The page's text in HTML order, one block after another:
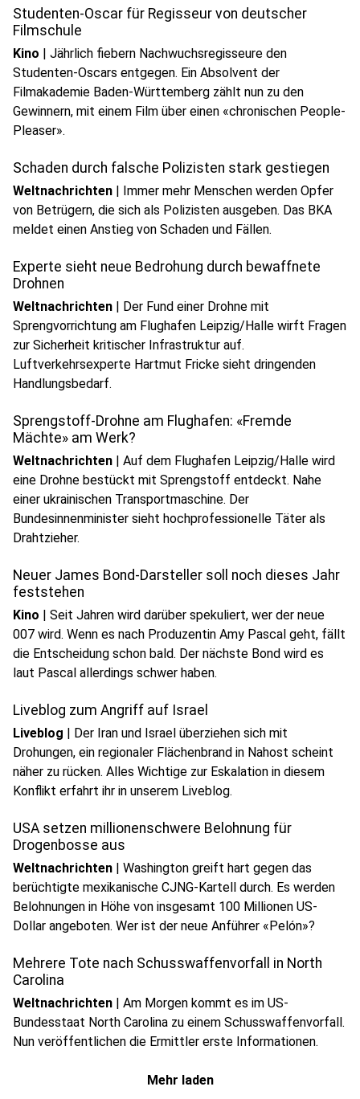
Studenten-Oscar für Regisseur von deutscher
Filmschule
Kino | Jährlich fiebern Nachwuchsregisseure den
Studenten-Oscars entgegen. Ein Absolvent der
Filmakademie Baden-Württemberg zählt nun zu den
Gewinnern, mit einem Film über einen «chronischen People-
Pleaser».
Schaden durch falsche Polizisten stark gestiegen
Weltnachrichten | Immer mehr Menschen werden Opfer
von Betrügern, die sich als Polizisten ausgeben. Das BKA
meldet einen Anstieg von Schaden und Fällen.
Experte sieht neue Bedrohung durch bewaffnete
Drohnen
Weltnachrichten | Der Fund einer Drohne mit
Sprengvorrichtung am Flughafen Leipzig/Halle wirft Fragen
zur Sicherheit kritischer Infrastruktur auf.
Luftverkehrsexperte Hartmut Fricke sieht dringenden
Handlungsbedarf.
Sprengstoff-Drohne am Flughafen: «Fremde
Mächte» am Werk?
Weltnachrichten | Auf dem Flughafen Leipzig/Halle wird
eine Drohne bestückt mit Sprengstoff entdeckt. Nahe
einer ukrainischen Transportmaschine. Der
Bundesinnenminister sieht hochprofessionelle Täter als
Drahtzieher.
Neuer James Bond-Darsteller soll noch dieses Jahr
feststehen
Kino | Seit Jahren wird darüber spekuliert, wer der neue
007 wird. Wenn es nach Produzentin Amy Pascal geht, fällt
die Entscheidung schon bald. Der nächste Bond wird es
laut Pascal allerdings schwer haben.
Liveblog zum Angriff auf Israel
Liveblog | Der Iran und Israel überziehen sich mit
Drohungen, ein regionaler Flächenbrand in Nahost scheint
näher zu rücken. Alles Wichtige zur Eskalation in diesem
Konflikt erfahrt ihr in unserem Liveblog.
USA setzen millionenschwere Belohnung für
Drogenbosse aus
Weltnachrichten | Washington greift hart gegen das
berüchtigte mexikanische CJNG-Kartell durch. Es werden
Belohnungen in Höhe von insgesamt 100 Millionen US-
Dollar angeboten. Wer ist der neue Anführer «Pelón»?
Mehrere Tote nach Schusswaffenvorfall in North
Carolina
Weltnachrichten | Am Morgen kommt es im US-
Bundesstaat North Carolina zu einem Schusswaffenvorfall.
Nun veröffentlichen die Ermittler erste Informationen.
Mehr laden